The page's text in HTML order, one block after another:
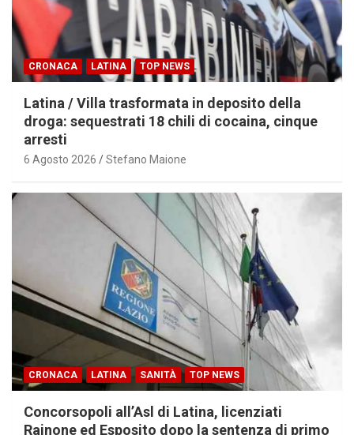
CRONACA LATINA TOP NEWS
Latina / Villa trasformata in deposito della
droga: sequestrati 18 chili di cocaina, cinque
arresti
6 Agosto 2026 Stefano Maione
CRONACA LATINA SANITÀ TOP NEWS
Concorsopoli all’Asl di Latina, licenziati
Rainone ed Esposito dopo la sentenza di primo